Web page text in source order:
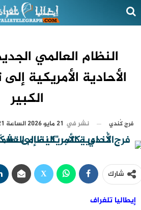
النظام العالمي
الأحادية الأمريكية
الكبير
فرج كُندي نشر في 21 مايو 2026 الساعة 21 و 46 دقيقة
شارك
إيطاليا تلغراف